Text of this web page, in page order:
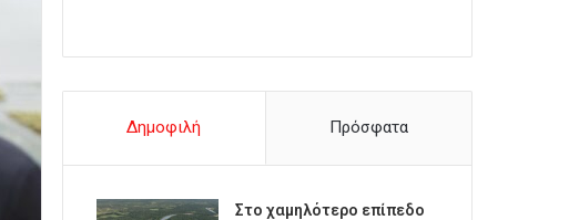
Δημοφιλή Πρόσφατα
Στο χαμηλότερο επίπεδο